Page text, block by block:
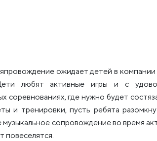
ожидает детей в компании
любят активные игры и с
соревнованиях, где нужно будет
и тренировки, пусть ребята
сопровождение во время
повеселятся.